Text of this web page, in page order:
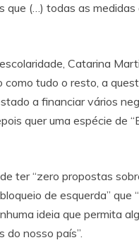
que (…) todas as
Catarina
como tudo o resto, a
a financiar vários
quer uma espécie de
ter “zero propostas
de esquerda” que
ideia que permita
do nosso país”.